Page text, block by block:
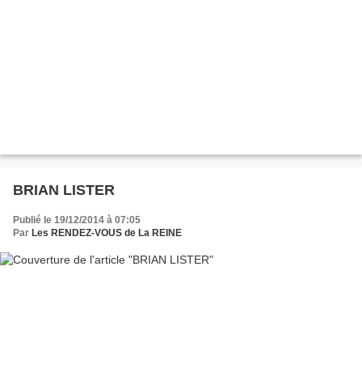
BRIAN LISTER
Publié le 19/12/2014 à 07:05
Par Les RENDEZ-VOUS de La REINE